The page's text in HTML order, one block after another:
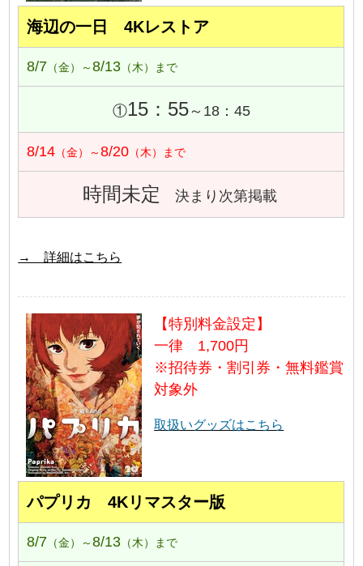
海辺の一日 4Kレストア
8/7 （金）～8/13 （木）まで
①15：55～18：45
8/14 （金）～8/20 （木）まで
時間未定 決まり次第掲載
→ 詳細はこちら
【特別料金設定】
一律 1,700円
※招待券・割引券・無料鑑賞
対象外
取扱いグッズはこちら
パプリカ 4Kリマスター版
8/7 （金）～8/13 （木）まで